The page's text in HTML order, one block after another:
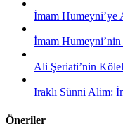
İmam Humeyni’ye
İmam
Ali Şeriati’nin
Iraklı Sünni Alim:
Öneriler